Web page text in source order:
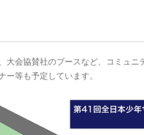
会協賛社のブースなど、コミュニ
等も予定しています。